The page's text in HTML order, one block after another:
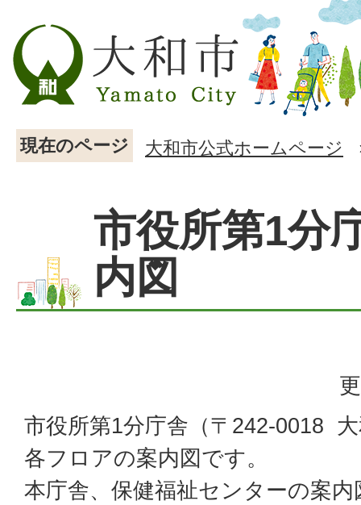
現在のページ 大和市公式ホームページ
市役所第1分
内図
市役所第1分庁舎（〒242-0018
各フロアの案内図です。
本庁舎、保健福祉センターの案